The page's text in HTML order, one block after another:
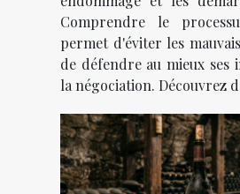
Comprendre le
permet d'éviter les
de défendre au mieux ses
la négociation. Découvrez